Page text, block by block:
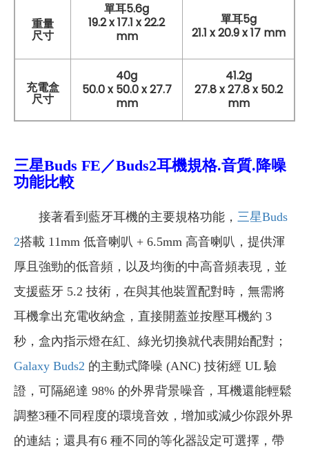
重量
尺寸
單耳5.6g
19.2 x 17.1 x 22.2
mm
單耳5g
21.1 x 20.9 x 17 mm
充電盒
尺寸
40g
50.0 x 50.0 x 27.7
mm
41.2g
27.8 x 27.8 x 50.2
mm
三星Buds FE／Buds2耳機規格.音質.降噪
功能比較
接著看到藍牙耳機的主要規格功能， 三星Buds
2搭載 11mm 低音喇叭 + 6.5mm 高音喇叭，提供渾
厚且強勁的低音頻，以及均衡的中高音頻表現，並
支援藍牙 5.2 技術，在與其他裝置配對時，無需將
耳機拿出充電收納盒，直接開蓋並按壓耳機約 3
秒，盒內指示燈在紅、綠光切換就代表開始配對；
Galaxy Buds2 的主動式降噪 (ANC) 技術經 UL 驗
證，可隔絕達 98% 的外界背景噪音，耳機還能輕鬆
調整3種不同程度的環境音效，增加或減少你跟外界
的連結；還具有6 種不同的等化器設定可選擇，帶